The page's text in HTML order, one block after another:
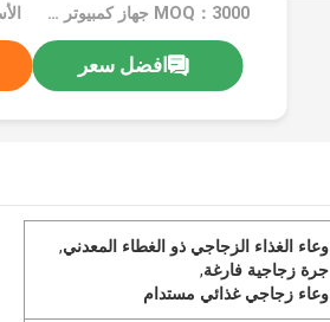
MOQ：3000 جهاز كمبيوتر شخصى
افضل سعر
وعاء الغذاء الزجاجي ذو الغطاء المعدني,
جرة زجاجية فارغة,
وعاء زجاجي غذائي مستدام